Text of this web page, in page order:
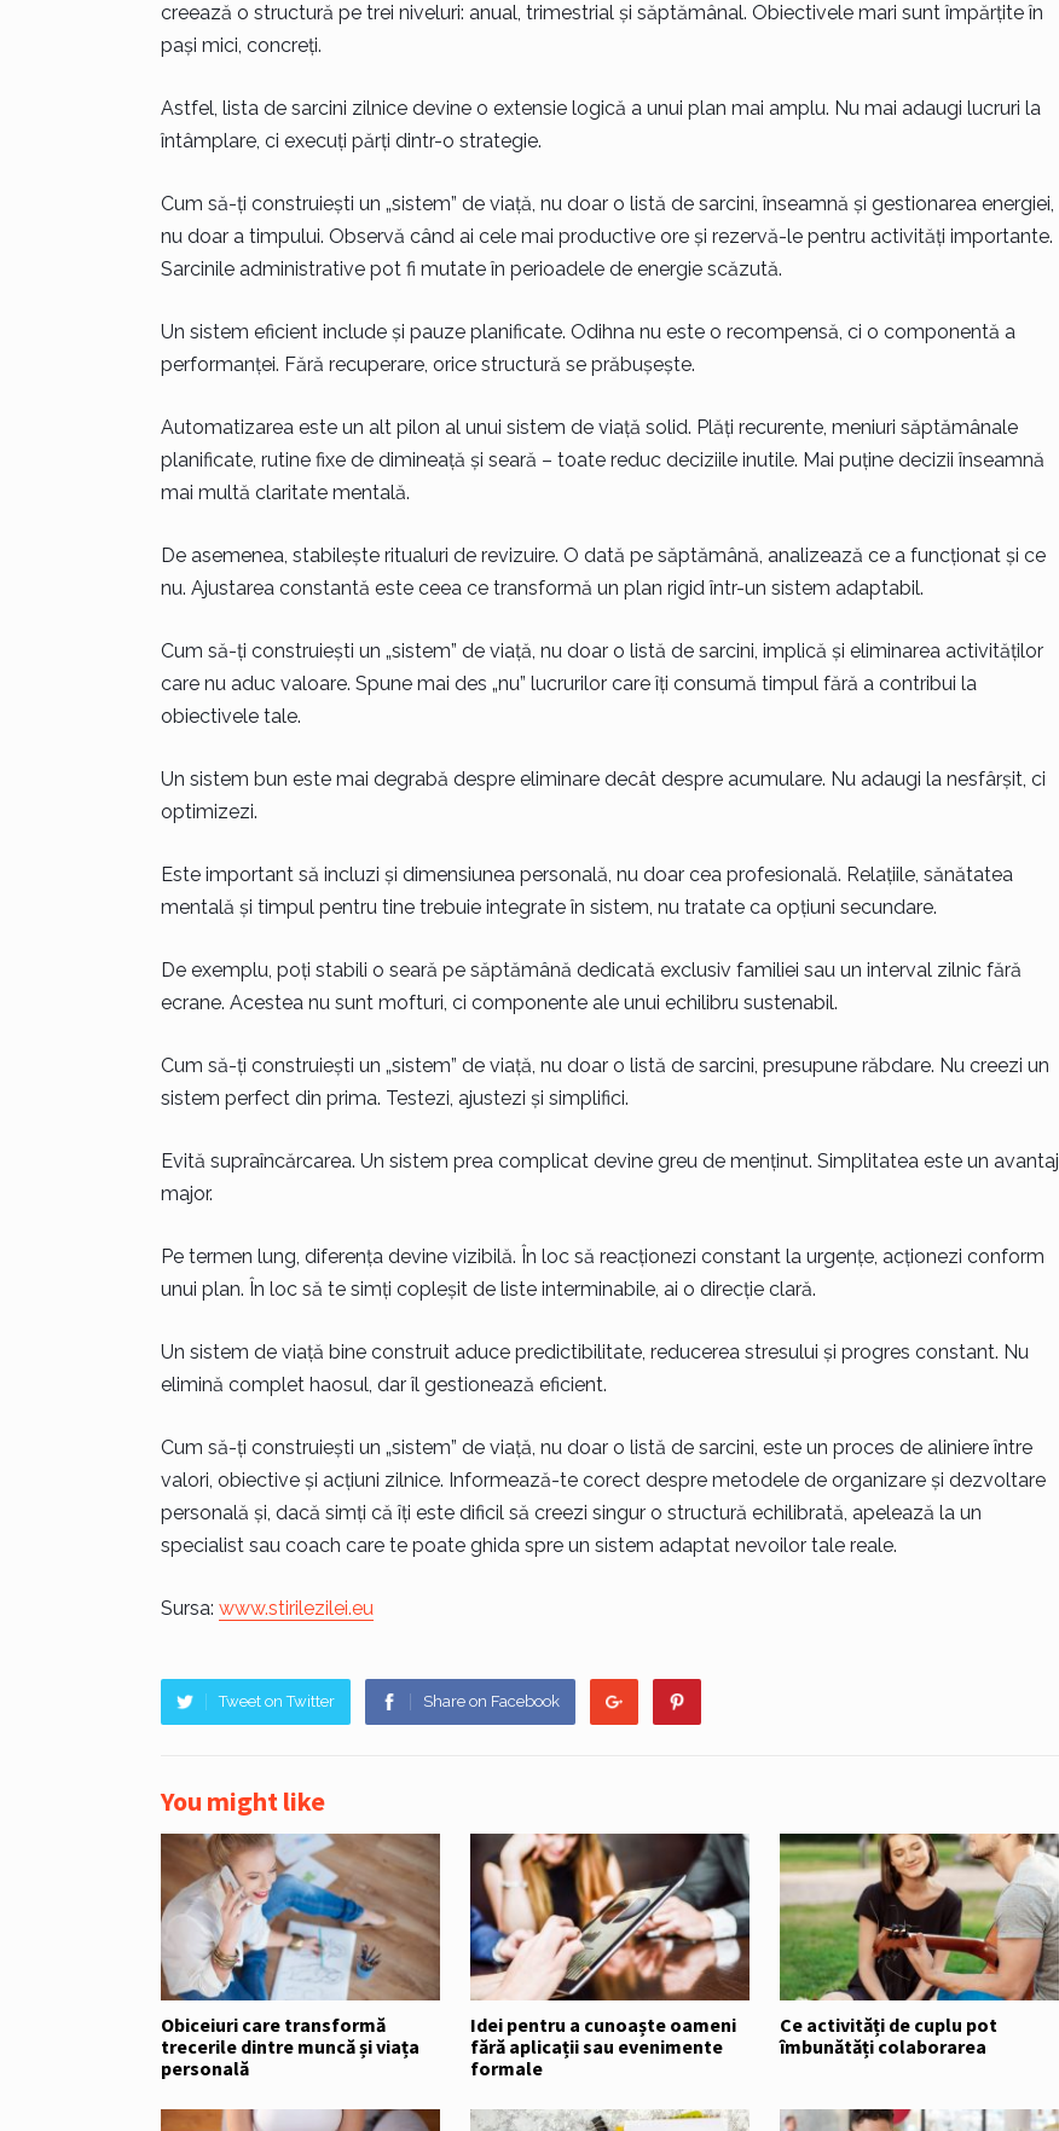
creează o structură pe trei niveluri: anual, trimestrial și săptămânal. Obiectivele mari sunt împărțite în
pași mici, concreți.
Astfel, lista de sarcini zilnice devine o extensie logică a unui plan mai amplu. Nu mai adaugi lucruri la
întâmplare, ci execuți părți dintr-o strategie.
Cum să-ți construiești un „sistem” de viață, nu doar o listă de sarcini, înseamnă și gestionarea energiei,
nu doar a timpului. Observă când ai cele mai productive ore și rezervă-le pentru activități importante.
Sarcinile administrative pot fi mutate în perioadele de energie scăzută.
Un sistem eficient include și pauze planificate. Odihna nu este o recompensă, ci o componentă a
performanței. Fără recuperare, orice structură se prăbușește.
Automatizarea este un alt pilon al unui sistem de viață solid. Plăți recurente, meniuri săptămânale
planificate, rutine fixe de dimineață și seară – toate reduc deciziile inutile. Mai puține decizii înseamnă
mai multă claritate mentală.
De asemenea, stabilește ritualuri de revizuire. O dată pe săptămână, analizează ce a funcționat și ce
nu. Ajustarea constantă este ceea ce transformă un plan rigid într-un sistem adaptabil.
Cum să-ți construiești un „sistem” de viață, nu doar o listă de sarcini, implică și eliminarea activităților
care nu aduc valoare. Spune mai des „nu” lucrurilor care îți consumă timpul fără a contribui la
obiectivele tale.
Un sistem bun este mai degrabă despre eliminare decât despre acumulare. Nu adaugi la nesfârșit, ci
optimizezi.
Este important să incluzi și dimensiunea personală, nu doar cea profesională. Relațiile, sănătatea
mentală și timpul pentru tine trebuie integrate în sistem, nu tratate ca opțiuni secundare.
De exemplu, poți stabili o seară pe săptămână dedicată exclusiv familiei sau un interval zilnic fără
ecrane. Acestea nu sunt mofturi, ci componente ale unui echilibru sustenabil.
Cum să-ți construiești un „sistem” de viață, nu doar o listă de sarcini, presupune răbdare. Nu creezi un
sistem perfect din prima. Testezi, ajustezi și simplifici.
Evită supraîncărcarea. Un sistem prea complicat devine greu de menținut. Simplitatea este un avantaj
major.
Pe termen lung, diferența devine vizibilă. În loc să reacționezi constant la urgențe, acționezi conform
unui plan. În loc să te simți copleșit de liste interminabile, ai o direcție clară.
Un sistem de viață bine construit aduce predictibilitate, reducerea stresului și progres constant. Nu
elimină complet haosul, dar îl gestionează eficient.
Cum să-ți construiești un „sistem” de viață, nu doar o listă de sarcini, este un proces de aliniere între
valori, obiective și acțiuni zilnice. Informează-te corect despre metodele de organizare și dezvoltare
personală și, dacă simți că îți este dificil să creezi singur o structură echilibrată, apelează la un
specialist sau coach care te poate ghida spre un sistem adaptat nevoilor tale reale.
Sursa: www.stirilezilei.eu
Tweet on Twitter Share on Facebook
You might like
Obiceiuri care transformă
trecerile dintre muncă și viața
personală
Idei pentru a cunoaște oameni
fără aplicații sau evenimente
formale
Ce activități de cuplu pot
îmbunătăți colaborarea